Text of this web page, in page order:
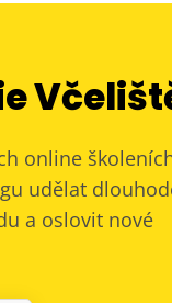
online
udělat
a oslovit nové